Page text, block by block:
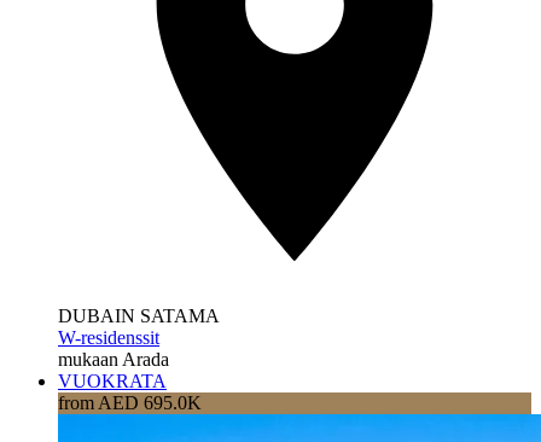
DUBAIN SATAMA
W-residenssit
mukaan Arada
VUOKRATA
from AED 695.0K